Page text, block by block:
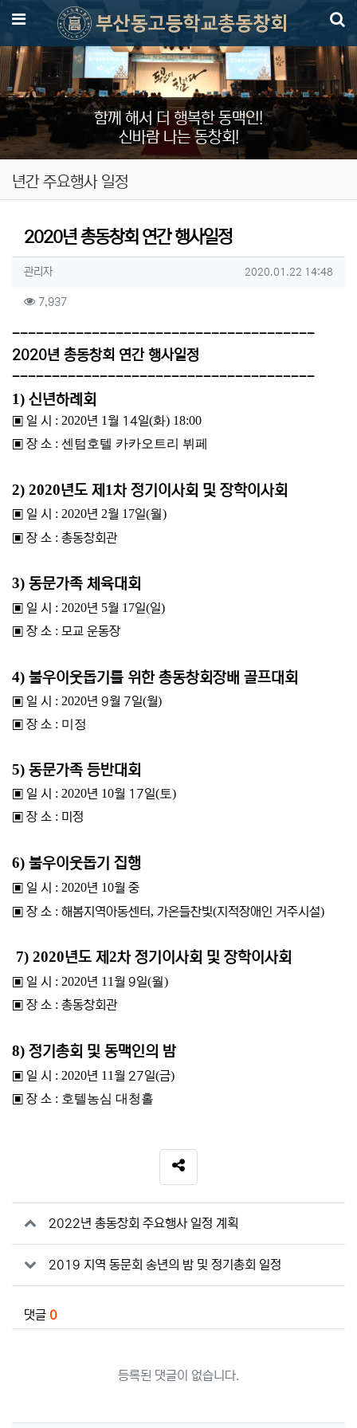
함께 해서 더 행복한 동맥인!
신바람 나는 동창회!
메뉴
년간 주요행사 일정
2020년 총동창회 연간 행사일정
작성자 정보
관리자작성 작성일
2020.01.22 14:48
컨텐츠 정보
7,937조회
본문
--------------------------------------
2020년 총동창회 연간 행사일정
--------------------------------------
1) 신년하례회
▣ 일 시 : 2020년 1 월 14일(화) 18:00
▣ 장 소 : 센텀호텔 카카오트리 뷔페
2) 2020년도 제 1차 정기이사회 및 장학이사회
▣ 일 시 : 2020년 2월 17일(월)
▣ 장 소 : 총동창회관
3) 동문가족 체육대회
▣ 일 시 : 2020년 5월 17일(일)
▣ 장 소 : 모교 운동장
4) 불우이웃돕기를 위한 총동창회장배 골프대회
▣ 일 시 : 2020년 9월 7일(월)
▣ 장 소 : 미정
5) 동문가족 등반대회
▣ 일 시 : 2020년 10월 17일(토)
▣ 장 소 : 미정
6) 불우이웃돕기 집행
▣ 일 시 : 2020년 10월 중
▣ 장 소 : 해봄지역아동센터, 가온들찬빛(지적장애인 거주시설)
7) 2020년도 제 2차 정기이사회 및 장학이사회
▣ 일 시 : 2020년 11 월 9일(월)
▣ 장 소 : 총동창회관
8) 정기총회 및 동맥인의 밤
▣ 일 시 : 2020년 11 월 27일(금)
▣ 장 소 : 호텔농심 대청홀
SNS 공유
관련자료
2022년 총동창회 주요행사 일정 계획
2019 지역 동문회 송년의 밤 및 정기총회 일정
댓글 0
등록된 댓글이 없습니다.